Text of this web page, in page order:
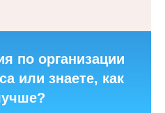
по организации
или знаете, как